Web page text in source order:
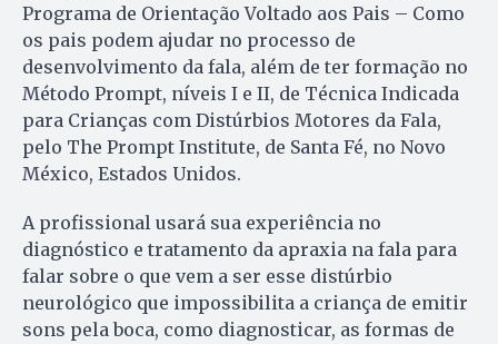
Programa de Orientação Voltado aos Pais – Como
os pais podem ajudar no processo de
desenvolvimento da fala, além de ter formação no
Método Prompt, níveis I e II, de Técnica Indicada
para Crianças com Distúrbios Motores da Fala,
pelo The Prompt Institute, de Santa Fé, no Novo
México, Estados Unidos.
A profissional usará sua experiência no
diagnóstico e tratamento da apraxia na fala para
falar sobre o que vem a ser esse distúrbio
neurológico que impossibilita a criança de emitir
sons pela boca, como diagnosticar, as formas de